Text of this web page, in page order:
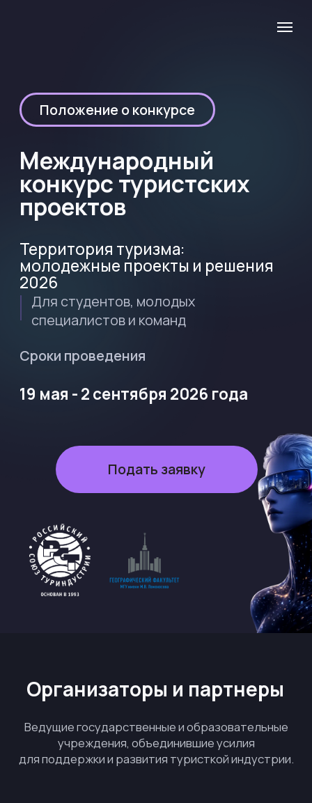
Международный
конкурс туристских
проектов
Территория туризма:
молодежные проекты и решения
2026
Для студентов, молодых
Сроки проведения
19 мая - 2 сентября 2026 года
При поддержке
Организаторы и партнеры
учреждения, объединившие усилия
для поддержки и развития туристкой индустрии.